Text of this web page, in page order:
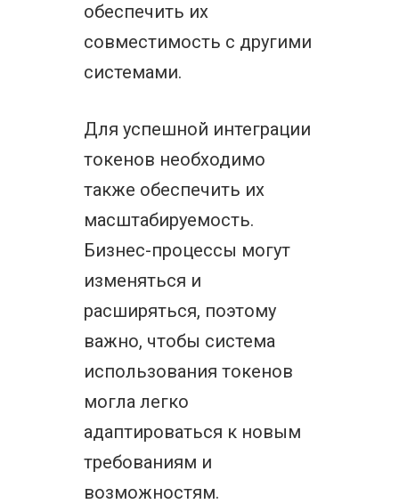
обеспечить их
совместимость с другими
системами.
Для успешной интеграции
токенов необходимо
также обеспечить их
масштабируемость.
Бизнес-процессы могут
изменяться и
расширяться, поэтому
важно, чтобы система
использования токенов
могла легко
адаптироваться к новым
требованиям и
возможностям.